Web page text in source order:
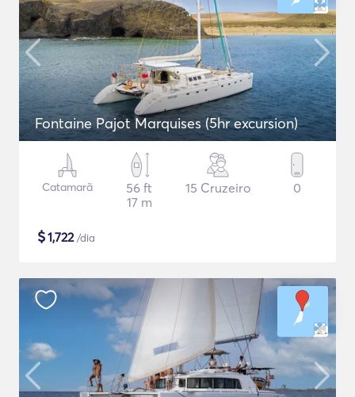
Fontaine Pajot Marquises (5hr excursion)
Catamarã
56 ft
17 m
15 Cruzeiro 0
$1,722/dia